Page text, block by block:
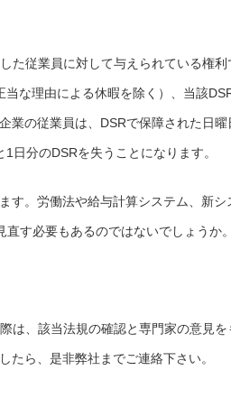
た従業員に対して与えられている権利
な理由による休暇を除く）、当該
業の従業員は、DSRで保障された日曜
日分のDSRを失うことになります。
す。労働法や給与計算システム、新シ
す必要もあるのではないでしょうか
は、該当法規の確認と専門家の意見を
たら、是非弊社までご連絡下さい。